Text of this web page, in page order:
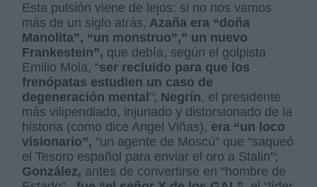
Esta pulsión viene de lejos: si no nos vamos
más de un siglo atrás, Azaña era “doña
Manolita”, “un monstruo”,” un nuevo
Frankestein”, que debía, según el golpista
Emilio Mola, “ser recluido para que los
frenópatas estudien un caso de
degeneración mental ”; Negrín, el presidente
más vilipendiado, injuriado y distorsionado de la
historia (como dice Angel Viñas), era “un loco
visionario”, “un agente de Moscú” que “saqueó
el Tesoro español para enviar el oro a Stalin”;
González, antes de convertirse en “hombre de